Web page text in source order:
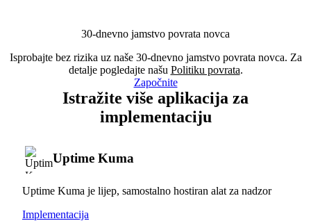
30-dnevno jamstvo povrata novca
Isprobajte bez rizika uz naše 30-dnevno jamstvo povrata novca. Za
detalje pogledajte našu Politiku povrata.
Započnite
Istražite više aplikacija za
implementaciju
Uptime Kuma
Uptime Kuma je lijep, samostalno hostiran alat za nadzor
Implementacija